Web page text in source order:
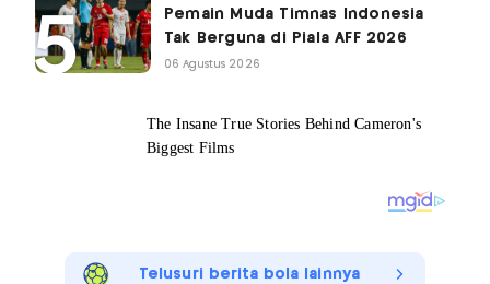
Pemain Muda Timnas Indonesia
Tak Berguna di Piala AFF 2026
06 Agustus 2026
Telusuri berita bola lainnya